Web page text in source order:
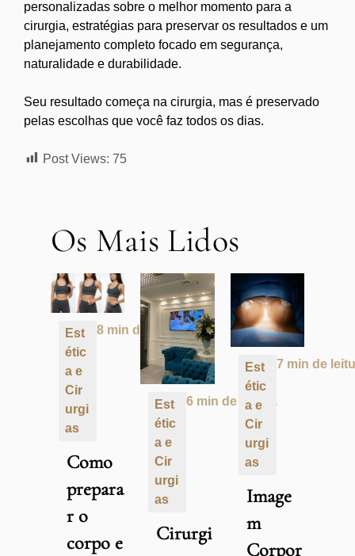
personalizadas sobre o melhor momento para a
cirurgia, estratégias para preservar os resultados e um
planejamento completo focado em segurança,
naturalidade e durabilidade.
Seu resultado começa na cirurgia, mas é preservado
pelas escolhas que você faz todos os dias.
Post Views: 75
Os Mais Lidos
Est
étic
a e
Cir
urgi
as
8 min de leitura
Como
prepara
r o
corpo e
Est
étic
a e
Cir
urgi
as
6 min de leitura
Cirurgi
Est
étic
a e
Cir
urgi
as
7 min de
Image
m
Corpor